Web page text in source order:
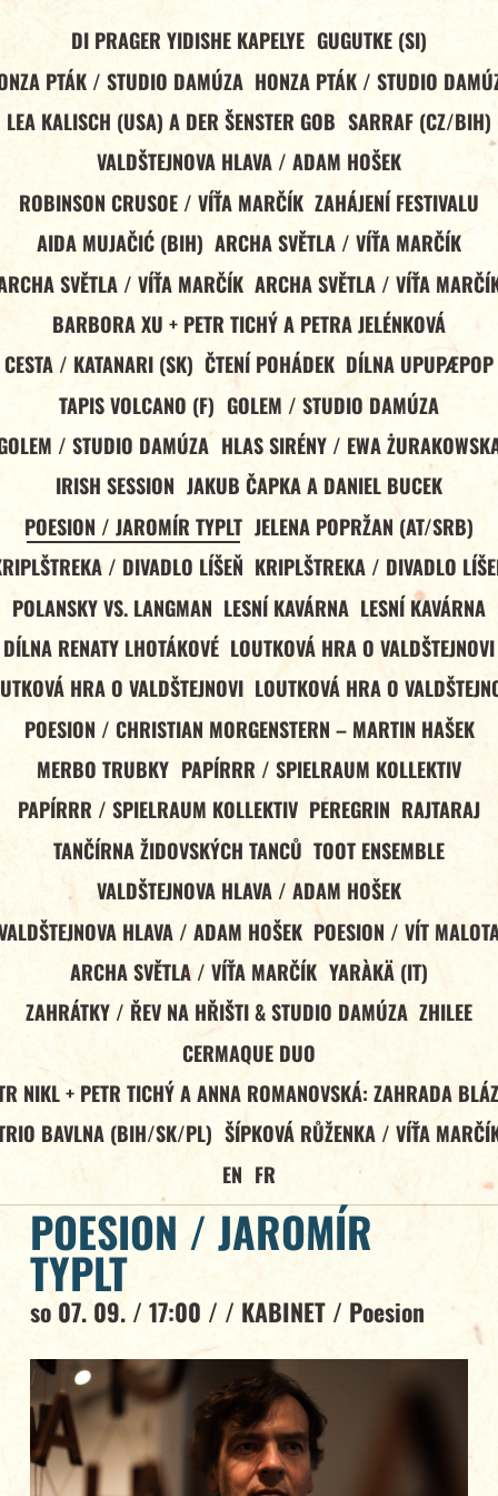
DI PRAGER YIDISHE KAPELYE GUGUTKE (SI)
PTÁK / STUDIO DAMÚZA HONZA PTÁK / STUDIO
LEA KALISCH (USA) A DER ŠENSTER GOB SARRAF (CZ/BIH)
VALDŠTEJNOVA HLAVA / ADAM HOŠEK
ROBINSON CRUSOE / VÍŤA MARČÍK ZAHÁJENÍ FESTIVALU
AIDA MUJAČIĆ (BIH) ARCHA SVĚTLA / VÍŤA MARČÍK
SVĚTLA / VÍŤA MARČÍK ARCHA SVĚTLA / VÍŤA
BARBORA XU + PETR TICHÝ A PETRA JELÉNKOVÁ
CESTA / KATANARI (SK) ČTENÍ POHÁDEK DÍLNA UPUPÆPOP
TAPIS VOLCANO (F) GOLEM / STUDIO DAMÚZA
/ STUDIO DAMÚZA HLAS SIRÉNY / EWA
IRISH SESSION JAKUB ČAPKA A DANIEL BUCEK
POESION / JAROMÍR TYPLT JELENA POPRŽAN (AT/SRB)
/ DIVADLO LÍŠEŇ KRIPLŠTREKA / DIVADLO
POLANSKY VS. LANGMAN LESNÍ KAVÁRNA LESNÍ KAVÁRNA
DÍLNA RENATY LHOTÁKOVÉ LOUTKOVÁ HRA O VALDŠTEJNOVI
HRA O VALDŠTEJNOVI LOUTKOVÁ HRA O
POESION / CHRISTIAN MORGENSTERN – MARTIN HAŠEK
MERBO TRUBKY PAPÍRRR / SPIELRAUM KOLLEKTIV
PAPÍRRR / SPIELRAUM KOLLEKTIV PEREGRIN RAJTARAJ
TANČÍRNA ŽIDOVSKÝCH TANCŮ TOOT ENSEMBLE
VALDŠTEJNOVA HLAVA / ADAM HOŠEK
HLAVA / ADAM HOŠEK POESION / VÍT
ARCHA SVĚTLA / VÍŤA MARČÍK YARÀKÄ (IT)
ZAHRÁTKY / ŘEV NA HŘIŠTI & STUDIO DAMÚZA ZHILEE
CERMAQUE DUO
NIKL + PETR TICHÝ A ANNA ROMANOVSKÁ: ZAHRADA
BAVLNA (BIH/SK/PL) ŠÍPKOVÁ RŮŽENKA / VÍŤA
EN FR
POESION / JAROMÍR
TYPLT
so 07. 09. / 17:00 / / KABINET / Poesion